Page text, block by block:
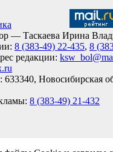
— Таскаева Ирина
8 (383-49) 22-435, 8
редакции:
Новосибирская
8 (383-49) 21-432